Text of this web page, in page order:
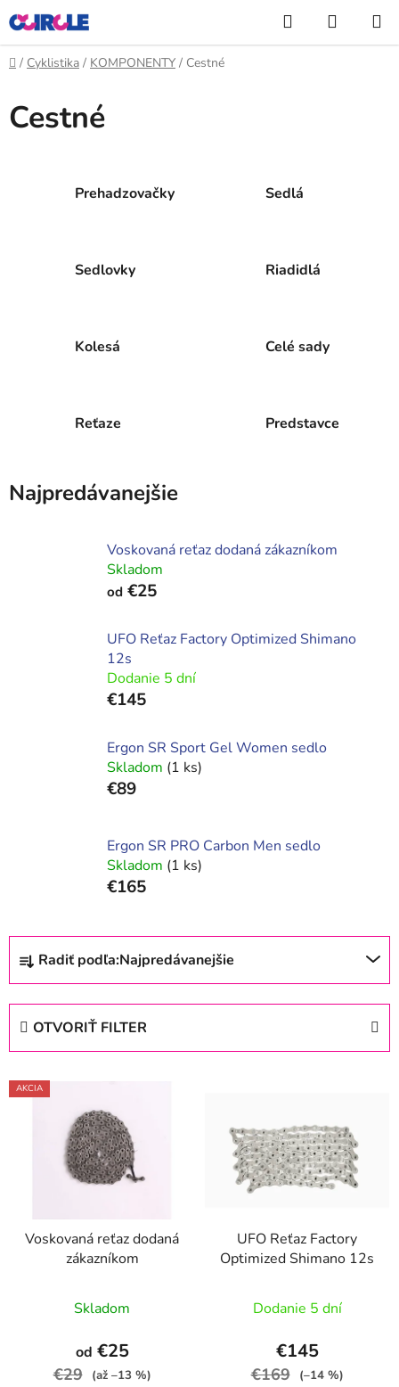
Prejsť
na
obsah
Hľadať
KOŠÍK
Domov
/ Cyklistika / KOMPONENTY / Cestné
Cestné
Prehadzovačky Sedlá
Sedlovky Riadidlá
Kolesá Celé sady
Reťaze Predstavce
Najpredávanejšie
Voskovaná reťaz dodaná zákazníkom
Skladom
od €25
UFO Reťaz Factory Optimized Shimano
12s
Dodanie 5 dní
€145
Ergon SR Sport Gel Women sedlo
Skladom (1 ks)
€89
Ergon SR PRO Carbon Men sedlo
Skladom (1 ks)
€165
R
d
e
Radiť podľa:Najpredávanejšie
OTVORIŤ FILTER
V
ý
AKCIA
Voskovaná reťaz dodaná
zákazníkom
Skladom
od €25
€29 (až –13 %)
UFO Reťaz Factory
Optimized Shimano 12s
Dodanie 5 dní
€145
€169 (–14 %)